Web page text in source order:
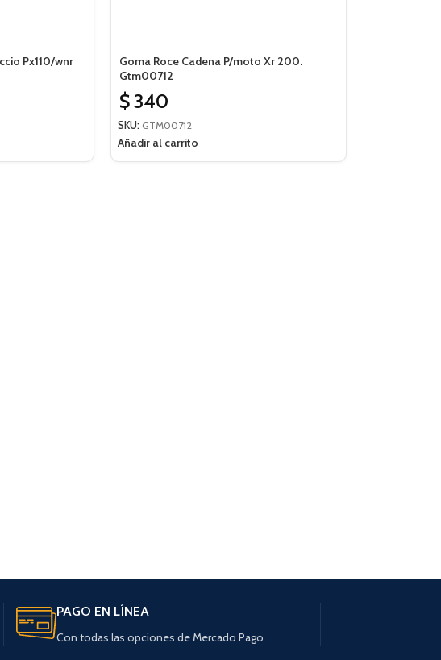
Px110/wnr
Goma Roce Cadena P/moto Xr 200.
Gtm00712
$340
SKU: GTM00712
Añadir al carrito
PAGO EN LÍNEA
Con todas las opciones de Mercado Pago